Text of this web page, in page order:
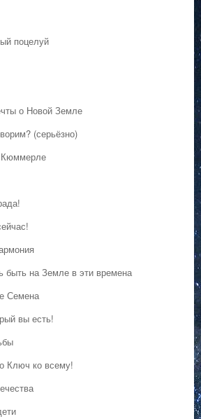
поцелуй
о Новой Земле
(серьёзно)
Кюммерле
на Земле в эти времена
Семена
вы есть!
Ключ ко всему!